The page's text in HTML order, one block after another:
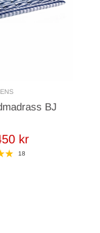
BJ
kr
18